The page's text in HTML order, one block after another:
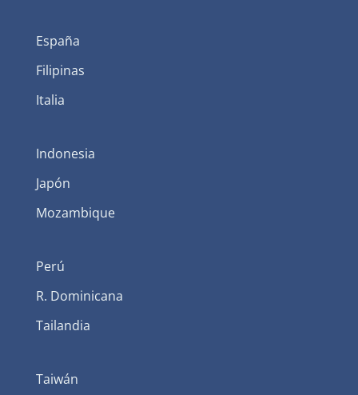
España
Filipinas
Italia
Indonesia
Japón
Mozambique
Perú
R. Dominicana
Tailandia
Taiwán